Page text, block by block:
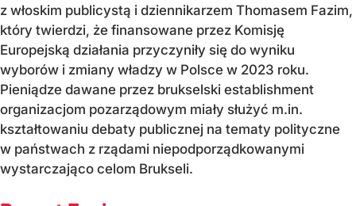
z włoskim publicystą i dziennikarzem Thomasem Fazim,
który twierdzi, że finansowane przez Komisję
Europejską działania przyczyniły się do wyniku
wyborów i zmiany władzy w Polsce w 2023 roku.
Pieniądze dawane przez brukselski establishment
organizacjom pozarządowym miały służyć m.in.
kształtowaniu debaty publicznej na tematy polityczne
w państwach z rządami niepodporządkowanymi
wystarczająco celom Brukseli.